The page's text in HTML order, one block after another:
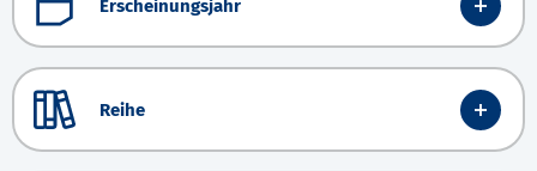
Erscheinungsjahr
Reihe